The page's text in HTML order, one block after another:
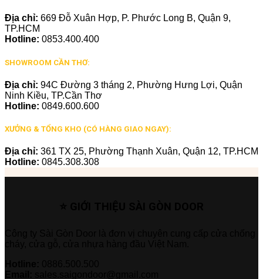
Địa chỉ: 669 Đỗ Xuân Hợp, P. Phước Long B, Quận 9,
TP.HCM
Hotline: 0853.400.400
SHOWROOM CẦN THƠ:
Địa chỉ: 94C Đường 3 tháng 2, Phường Hưng Lợi, Quận
Ninh Kiều, TP.Cần Thơ
Hotline: 0849.600.600
XƯỞNG & TỔNG KHO (CÓ HÀNG GIAO NGAY):
Địa chỉ: 361 TX 25, Phường Thạnh Xuân, Quận 12, TP.HCM
Hotline: 0845.308.308